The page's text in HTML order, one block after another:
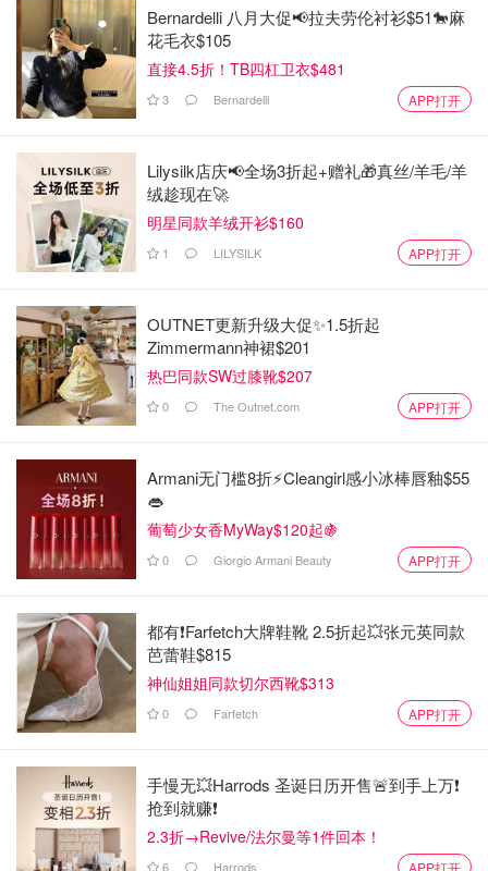
Bernardelli 八月大促📢拉夫劳伦衬衫$51🐎麻
花毛衣$105
直接4.5折！TB四杠卫衣$481
3 Bernardelli APP打开
Lilysilk店庆📢全场3折起+赠礼🎁真丝/羊毛/羊
绒趁现在🚀
明星同款羊绒开衫$160
1 LILYSILK APP打开
OUTNET更新升级大促✨1.5折起
Zimmermann神裙$201
热巴同款SW过膝靴$207
0 The Outnet.com APP打开
Armani无门槛8折⚡️Cleangirl感小冰棒唇釉$55
👄
葡萄少女香MyWay$120起🍇
0 Giorgio Armani Beauty APP打开
都有❗Farfetch大牌鞋靴 2.5折起💥张元英同款
芭蕾鞋$815
神仙姐姐同款切尔西靴$313
0 Farfetch APP打开
手慢无💥Harrods 圣诞日历开售🚨到手上万❗️
抢到就赚❗️
2.3折→Revive/法尔曼等1件回本！
6 Harrods APP打开